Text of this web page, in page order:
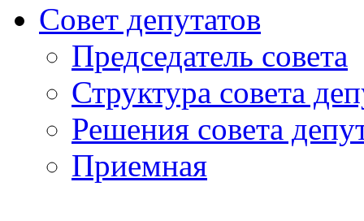
Совет депутатов
Председатель совета
Структура совета
Решения совета
Приемная